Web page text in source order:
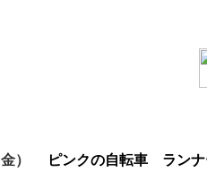
） ピンクの自転車 ランナ